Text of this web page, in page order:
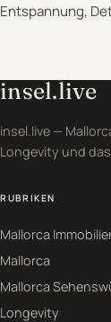
Entspannung,
insel.live
insel.live —
Longevity und
RUBRIKEN
Mallorca
Mallorca
Mallorca
Longevity